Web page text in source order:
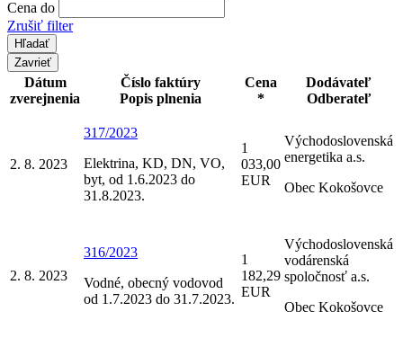
Cena do
Zrušiť filter
Zavrieť
Dátum
zverejnenia
Číslo faktúry
Popis plnenia
Cena
*
Dodávateľ
Odberateľ
2. 8. 2023
317/2023
Elektrina, KD, DN, VO,
byt, od 1.6.2023 do
31.8.2023.
1
033,00
EUR
Východoslovenská
energetika a.s.
Obec Kokošovce
2. 8. 2023
316/2023
Vodné, obecný vodovod
od 1.7.2023 do 31.7.2023.
1
182,29
EUR
Východoslovenská
vodárenská
spoločnosť a.s.
Obec Kokošovce